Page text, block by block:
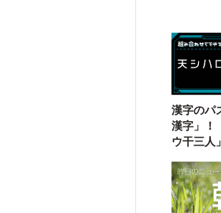
漢字のパ
漢字」！
ウ干三人